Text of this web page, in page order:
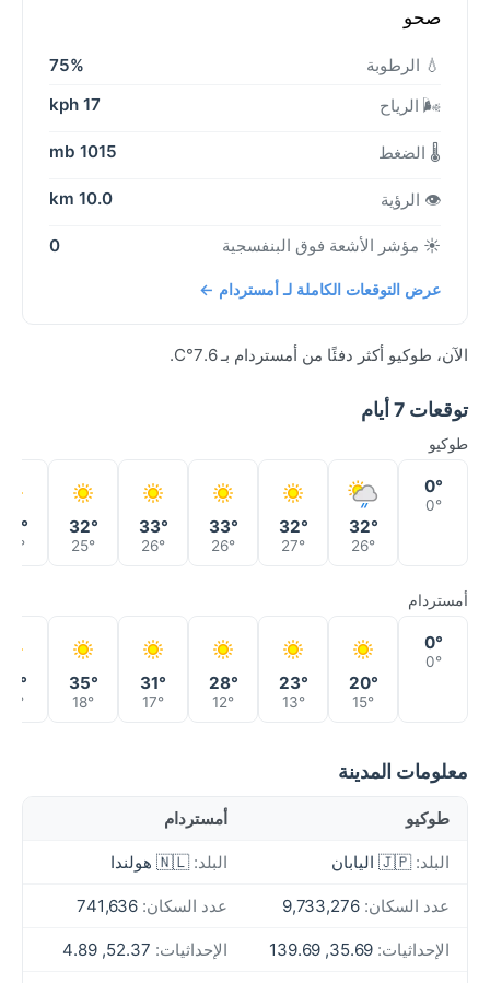
صحو
💧 الرطوبة
75%
🌬️ الرياح
17 kph
🌡️ الضغط 1015 mb
👁️ الرؤية 10.0 km
☀️ مؤشر الأشعة فوق البنفسجية 0
عرض التوقعات الكاملة لـ أمستردام ←
الآن، طوكيو أكثر دفئًا من أمستردام بـ 7.6°C.
توقعات 7 أيام
طوكيو
0°
0°
32°
26°
32°
27°
33°
26°
33°
26°
32°
25°
26°
أمستردام
0°
0°
20°
15°
23°
13°
28°
12°
31°
17°
35°
18°
27°
19°
معلومات المدينة
طوكيو أمستردام
البلد: 🇯🇵 اليابان البلد: 🇳🇱 هولندا
عدد السكان: عدد السكان:
الإحداثيات: الإحداثيات: